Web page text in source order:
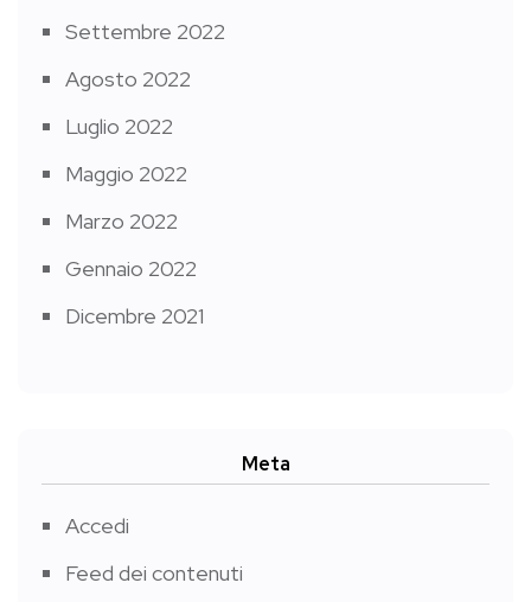
Settembre 2022
Agosto 2022
Luglio 2022
Maggio 2022
Marzo 2022
Gennaio 2022
Dicembre 2021
Meta
Accedi
Feed dei contenuti